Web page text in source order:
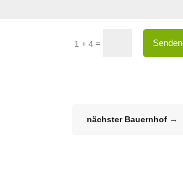
1 + 4= Senden
nächster Bauernhof→